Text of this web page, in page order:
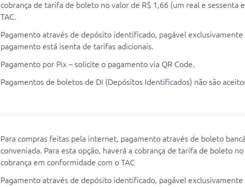
cobrança de tarifa de boleto no valor de R$ 1,66 (um real e sessenta
TAC.
Pagamento através de depósito identificado, pagável exclusivamente
pagamento está isenta de tarifas adicionais.
Pagamento por Pix – solicite o pagamento via QR Code.
Pagamentos de boletos de DI (Depósitos Identificados) não são
Para compras feitas pela internet, pagamento através de boleto
conveniada. Para esta opção, haverá a cobrança de tarifa de boleto
cobrança em conformidade com o TAC
Pagamento através de depósito identificado, pagável exclusivamente